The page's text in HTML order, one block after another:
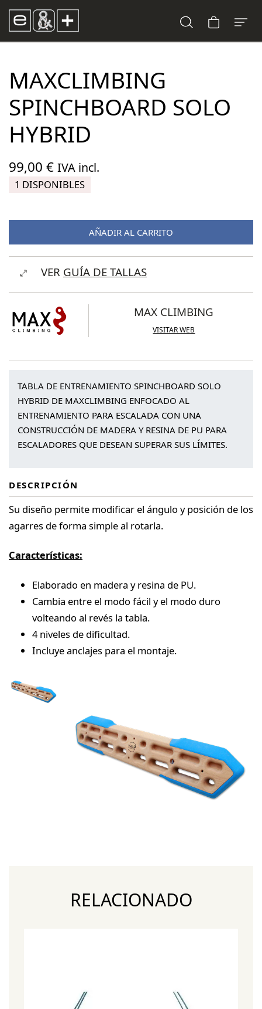
MAXCLIMBING
SPINCHBOARD SOLO
HYBRID
99,00 € IVA incl.
1 DISPONIBLES
AÑADIR AL CARRITO
VER GUÍA DE TALLAS
MAX CLIMBING
VISITAR WEB
TABLA DE ENTRENAMIENTO SPINCHBOARD SOLO
HYBRID DE MAXCLIMBING ENFOCADO AL
ENTRENAMIENTO PARA ESCALADA CON UNA
CONSTRUCCIÓN DE MADERA Y RESINA DE PU PARA
ESCALADORES QUE DESEAN SUPERAR SUS LÍMITES.
DESCRIPCIÓN
Su diseño permite modificar el ángulo y posición de los
agarres de forma simple al rotarla.
Características:
Elaborado en madera y resina de PU.
Cambia entre el modo fácil y el modo duro
volteando al revés la tabla.
4 niveles de dificultad.
Incluye anclajes para el montaje.
RELACIONADO